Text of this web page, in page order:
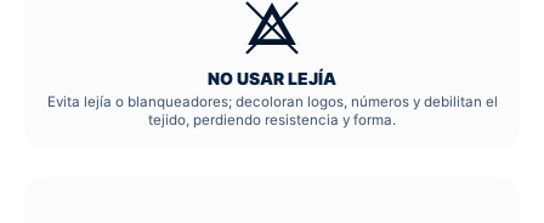
NO USAR LEJÍA
Evita lejía o blanqueadores; decoloran logos, números y debilitan el
tejido, perdiendo resistencia y forma.